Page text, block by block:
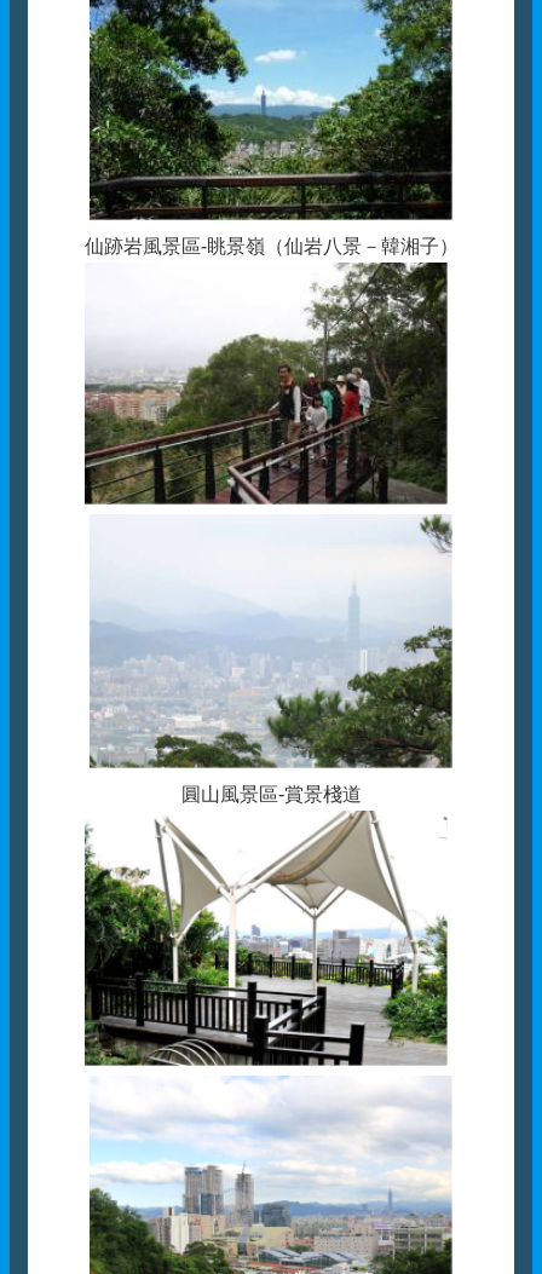
仙跡岩風景區-眺景嶺（仙岩八景－韓湘子）
圓山風景區-賞景棧道